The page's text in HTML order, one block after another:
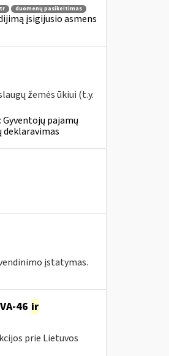
duomenų pasikeitimas
įsigijusio asmens
žemės ūkiui (t.y.
Gyventojų pajamų
deklaravimas
įstatymas.
46 ir
prie Lietuvos